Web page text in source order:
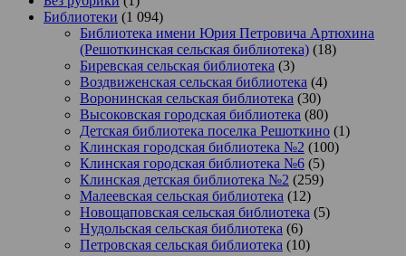
Библиотеки (1 094)
Библиотека имени Юрия Петровича Артюхина
(Решоткинская сельская библиотека) (18)
Биревская сельская библиотека (3)
Воздвиженская сельская библиотека (4)
Воронинская сельская библиотека (30)
Высоковская городская библиотека (80)
Детская библиотека поселка Решоткино (1)
Клинская городская библиотека №2 (100)
Клинская городская библиотека №6 (5)
Клинская детская библиотека №2 (259)
Малеевская сельская библиотека (12)
Новощаповская сельская библиотека (5)
Нудольская сельская библиотека (6)
Петровская сельская библиотека (10)